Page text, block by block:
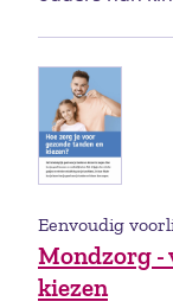
Mondzorg -
kiezen
Eenvoudig